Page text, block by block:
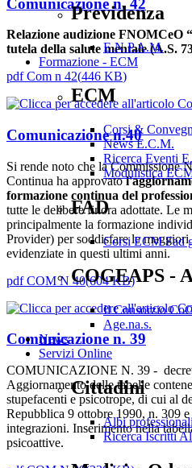
Previdenza
E.N.P.A.M.
Formazione - ECM
ECM
Corsi &
News E.C.M.
Ricerca Eventi
Modulistica
FAD
Corsi ECM Fad
COGEAPS -
Il Consorzio
Age.na.s.
News
Servizi Online
Cittadini
Albi
Ricerca Iscritti
Relazione audizione FNOMCeO
tutela della salute mentale (A.S.
pdfCom n 42(446 KB)
Comunicazione n.40
Si rende noto che la Commissione
Continua ha approvato
formazione continua del
tutte le delibere finora adottate. Le
principalmente la formazione
Provider) per soddisfare le
evidenziate in questi ultimi anni.
pdfCOM N 40(604 KB)
Comunicazione n. 39
COMUNICAZIONE N. 39 -
Aggiornamento delle tabelle
stupefacenti e psicotrope, di cui al
Repubblica 9 ottobre 1990, n. 309
integrazioni. Inserimento nella
psicoattive.